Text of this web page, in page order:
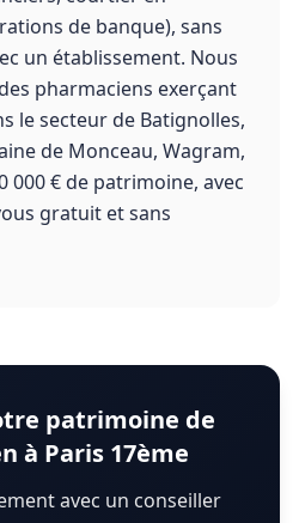
de banque), sans
un établissement. Nous
pharmaciens exerçant
le secteur de Batignolles,
de Monceau, Wagram,
000 € de patrimoine, avec
gratuit et sans
patrimoine de
à Paris 17ème
avec un conseiller